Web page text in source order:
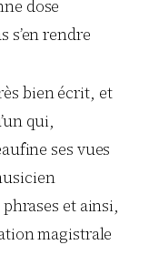
dose
s’en rendre
bien écrit, et
qui,
ses vues
et ainsi,
magistrale